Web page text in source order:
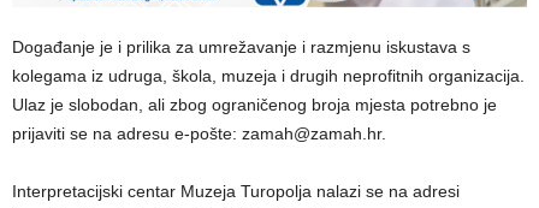
Događanje je i prilika za umrežavanje i razmjenu iskustava s
kolegama iz udruga, škola, muzeja i drugih neprofitnih organizacija.
Ulaz je slobodan, ali zbog ograničenog broja mjesta potrebno je
prijaviti se na adresu e-pošte: zamah@zamah.hr.
Interpretacijski centar Muzeja Turopolja nalazi se na adresi